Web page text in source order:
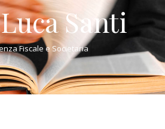
Santi
Fiscale e Societaria